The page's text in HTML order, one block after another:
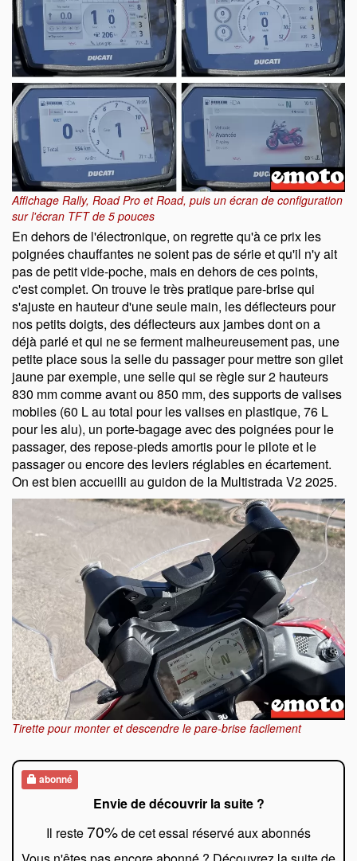
Affichage Rally, Road Pro et Road, puis un écran de configuration
sur l'écran TFT de 5 pouces
En dehors de l'électronique, on regrette qu'à ce prix les
poignées chauffantes ne soient pas de série et qu'il n'y ait
pas de petit vide-poche, mais en dehors de ces points,
c'est complet. On trouve le très pratique pare-brise qui
s'ajuste en hauteur d'une seule main, les déflecteurs pour
nos petits doigts, des déflecteurs aux jambes dont on a
déjà parlé et qui ne se ferment malheureusement pas, une
petite place sous la selle du passager pour mettre son gilet
jaune par exemple, une selle qui se règle sur 2 hauteurs
830 mm comme avant ou 850 mm, des supports de valises
mobiles (60 L au total pour les valises en plastique, 76 L
pour les alu), un porte-bagage avec des poignées pour le
passager, des repose-pieds amortis pour le pilote et le
passager ou encore des leviers réglables en écartement.
On est bien accueilli au guidon de la Multistrada V2 2025.
Tirette pour monter et descendre le pare-brise facilement
abonné
Envie de découvrir la suite ?
Il reste70%de cet essai réservé aux abonnés